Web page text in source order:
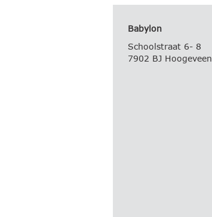
Babylon
Schoolstraat 6- 8
7902 BJ Hoogeveen